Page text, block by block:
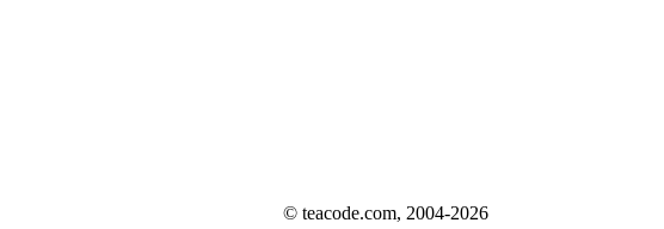
© teacode.com, 2004-2026